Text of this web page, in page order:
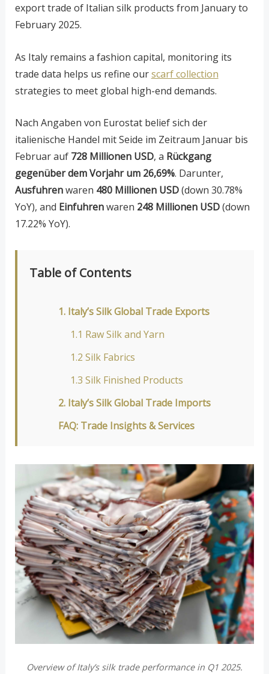
export trade of Italian silk products from January to
February 2025.
As Italy remains a fashion capital, monitoring its
trade data helps us refine ourscarf collection
strategies to meet global high-end demands.
Nach Angaben von Eurostat belief sich der
italienische Handel mit Seide im Zeitraum Januar bis
Februar auf 728 Millionen USD, a Rückgang
gegenüber dem Vorjahr um 26,69%. Darunter,
Ausfuhrenwaren 480 Millionen USD(down 30.78%
YoY), and Einfuhrenwaren 248 Millionen USD(down
17.22% YoY).
Table of Contents
1. Italy’s Silk Global Trade Exports
1.1 Raw Silk and Yarn
1.2 Silk Fabrics
1.3 Silk Finished Products
2. Italy’s Silk Global Trade Imports
FAQ: Trade Insights & Services
Overview of Italy’s silk trade performance in Q1 2025.